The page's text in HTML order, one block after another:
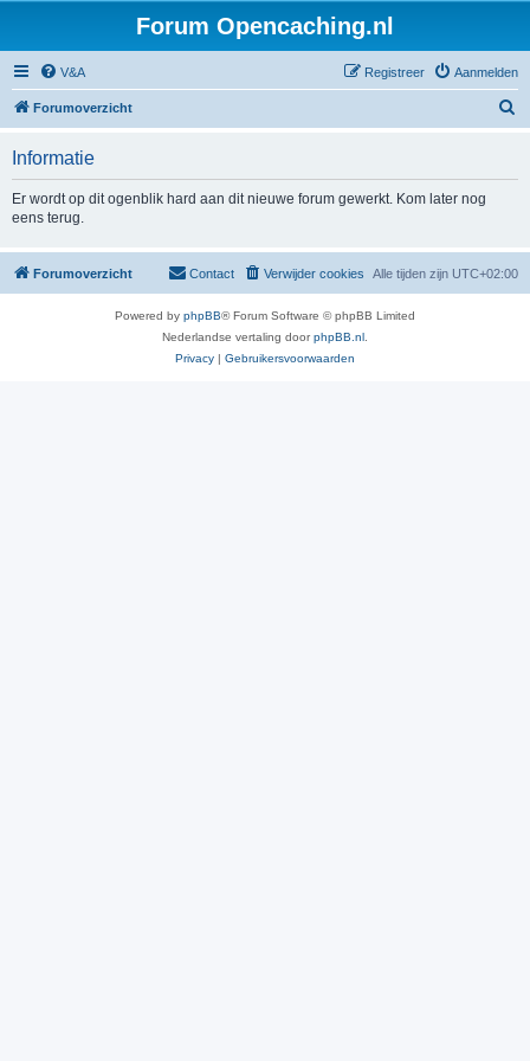
Forum Opencaching.nl
V&A Aanmelden
Registreer
Forumoverzicht
Informatie
Er wordt op dit ogenblik hard aan dit nieuwe forum gewerkt. Kom later nog
eens terug.
Forumoverzicht Alle tijden zijn UTC+02:00
Verwijder cookies
Contact
Powered by phpBB® Forum Software © phpBB Limited
Nederlandse vertaling doorphpBB.nl
Privacy | Gebruikersvoorwaarden